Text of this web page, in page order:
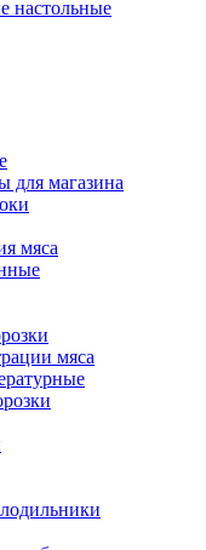
настольные
для магазина
мяса
мяса